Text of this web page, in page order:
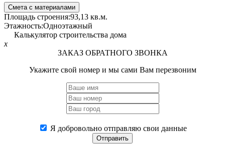
Смета с материалами
Площадь строения:93,13 кв.м.
Этажность:Одноэтажный
Калькулятор строительства дома
x
ЗАКАЗ ОБРАТНОГО ЗВОНКА
Укажите свой номер и мы сами Вам перезвоним
Я добровольно отправляю свои данные
Отправить